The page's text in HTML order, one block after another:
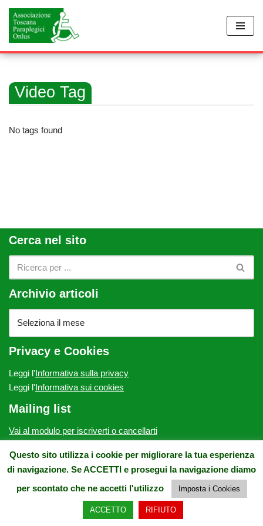
Vai
al
contenuto
Video Tag
No tags found
Cerca nel sito
Archivio articoli
Privacy e Cookies
Leggi l'Informativa sulla privacy
Leggi l'Informativa sui cookies
Mailing list
Vai al modulo per iscriverti o cancellarti
ATP Onlus - c/o Villa Fabbricotti, via Vittorio Emanuele II, 64 -
50134 Firenze - E-mail: contatto@atponlus.org - Pec:
atponlus@pec.it - Tel. e Fax: 0554932275 - CF.: 94164460480
© ATP Onlus | WebmasterCristiano Di Pietro
Questo sito utilizza i cookie per migliorare la tua esperienza
di navigazione. Se ACCETTI e prosegui la navigazione diamo
per scontato che ne accetti l'utilizzo
Imposta i Cookies
ACCETTO RIFIUTO